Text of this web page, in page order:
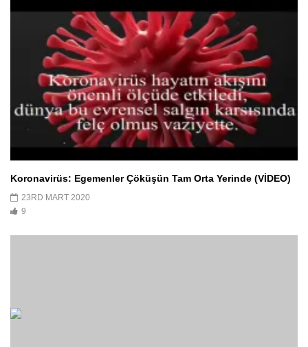
Koronavirüs: Egemenler Çöküşün Tam Orta Yerinde (VİDEO)
23RD MART 2020
9